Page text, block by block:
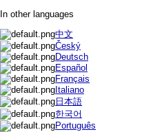
In other languages
中文
Český
Deutsch
Español
Français
Italiano
日本語
한국어
Português